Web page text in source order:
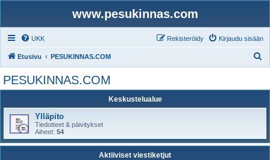
www.pesukinnas.com
UKK Kirjaudu sisään
Rekisteröidy
Etusivu PESUKINNAS.COM
PESUKINNAS.COM
Keskustelualue
Ylläpito
Tiedotteet & päivitykset
Aiheet: 54
Aktiiviset viestiketjut